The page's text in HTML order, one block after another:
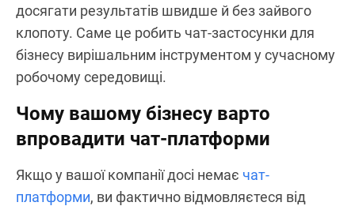
досягати результатів швидше й без зайвого
клопоту. Саме це робить чат-застосунки для
бізнесу вирішальним інструментом у сучасному
робочому середовищі.
Чому вашому бізнесу варто
впровадити чат-платформи
Якщо у вашої компанії досі немає чат-
платформи, ви фактично відмовляєтеся від